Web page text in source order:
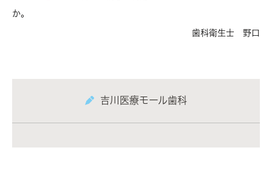
か。
歯科衛生士 野口
吉川医療モール歯科